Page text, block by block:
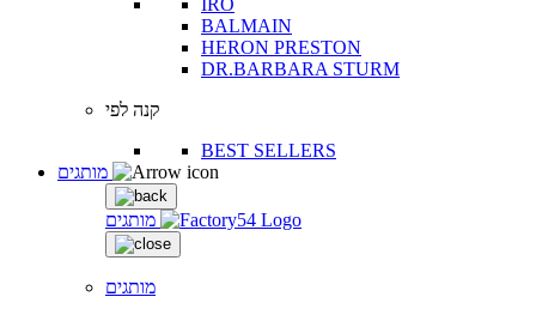
BALMAIN
HERON PRESTON
DR.BARBARA STURM
קנה לפי
BEST SELLERS
מותגים
מותגים